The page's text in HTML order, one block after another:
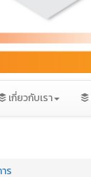
เกี่ยวกับเรา
ร